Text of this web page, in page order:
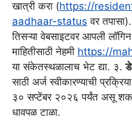
खात्री करा (https://
aadhaar-status वर
तिसऱ्या वेबसाइटवर आपली
माहितीसाठी नेहमी https://
या संकेतस्थळालाच भेट द्या. ३.
साठी अर्ज स्वीकारण्याची
३० सप्टेंबर २०२६ पर्यंत असू
धावपळ टाळा.